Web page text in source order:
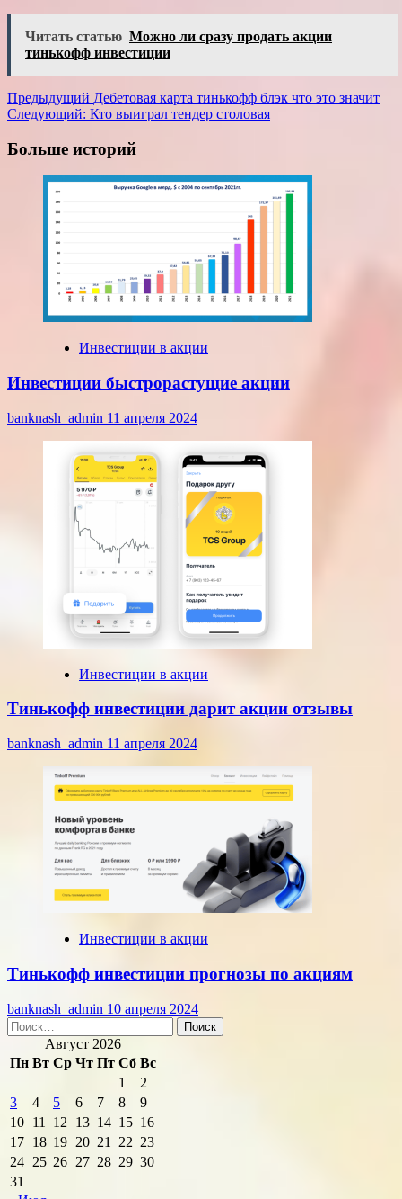
Читать статью Можно ли сразу продать акции
тинькофф инвестиции
Навигация
записи
Предыдущий Дебетовая карта тинькофф блэк что это значит
Следующий: Кто выиграл тендер столовая
Больше историй
Инвестиции в акции
Инвестиции быстрорастущие акции
banknash_admin 11 апреля 2024
Инвестиции в акции
Тинькофф инвестиции дарит акции отзывы
banknash_admin 11 апреля 2024
Инвестиции в акции
Тинькофф инвестиции прогнозы по акциям
banknash_admin 10 апреля 2024
Найти:
Август 2026
Пн Вт Ср Чт Пт Сб Вс
1
2
3
4 5 6 7 8
9
10 11 12 13 14 15 16
17 18 19 20 21 22 23
24 25 26 27 28 29 30
31